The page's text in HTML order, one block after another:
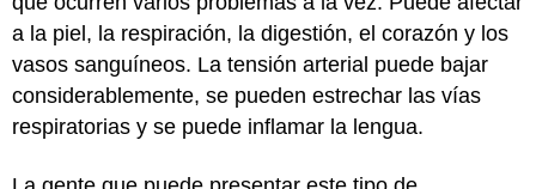
a la piel, la respiración, la digestión, el corazón y los
vasos sanguíneos. La tensión arterial puede bajar
considerablemente, se pueden estrechar las vías
respiratorias y se puede inflamar la lengua.